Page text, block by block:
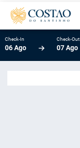
Check-In
06 Ago
Check-Out
07 Ago